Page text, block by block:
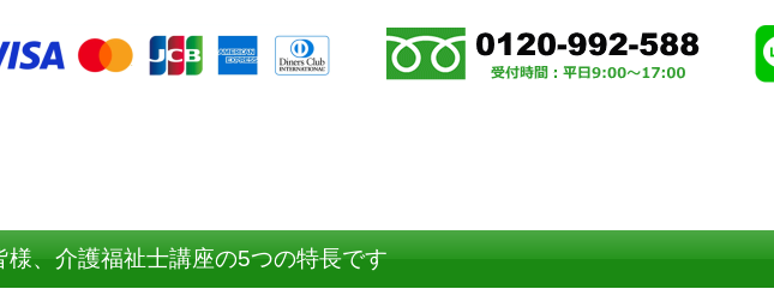
様、介護福祉士講座の5つの特長です